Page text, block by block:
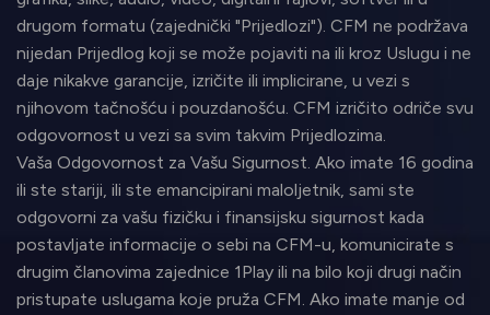
drugom formatu (zajednički "Prijedlozi"). CFM ne podržava
nijedan Prijedlog koji se može pojaviti na ili kroz Uslugu i ne
daje nikakve garancije, izričite ili implicirane, u vezi s
njihovom tačnošću i pouzdanošću. CFM izričito odriče svu
odgovornost u vezi sa svim takvim Prijedlozima.
Vaša Odgovornost za Vašu Sigurnost. Ako imate 16 godina
ili ste stariji, ili ste emancipirani maloljetnik, sami ste
odgovorni za vašu fizičku i finansijsku sigurnost kada
postavljate informacije o sebi na CFM-u, komunicirate s
drugim članovima zajednice 1Play ili na bilo koji drugi način
pristupate uslugama koje pruža CFM. Ako imate manje od